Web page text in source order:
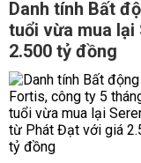
Danh tính Bất
tuổi vừa mua
2.500 tỷ đồng